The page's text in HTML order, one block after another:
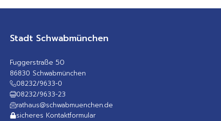
Stadt Schwabmünchen
Fuggerstraße 50
86830 Schwabmünchen
08232/9633-0
08232/9633-23
rathaus@schwabmuenchen.de
sicheres Kontaktformular